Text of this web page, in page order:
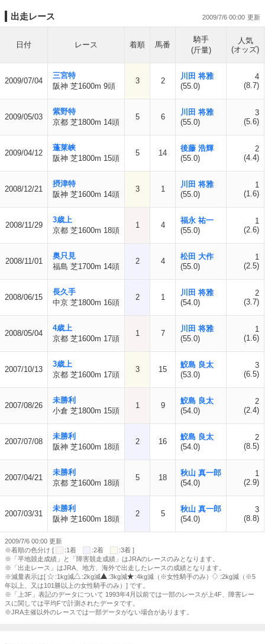
出走レース 2009/7/6 00:00
日付 レース 着順 馬番
騎手
(斤量)
人気
(オッズ)
2009/07/04
三宮特
阪神 芝1600m 9頭
3 2
川田 将雅
(55.0)
4
(8.7)
2009/05/03
紫野特
京都 芝1800m 14頭
5 6
川田 将雅
(55.0)
3
(5.6)
2009/04/12
蓬莱峡
阪神 芝1800m 15頭
5 14
後藤 浩輝
(55.0)
2
(4.4)
2008/12/21
摂津特
阪神 芝1600m 14頭
3 1
川田 将雅
(55.0)
1
(1.6)
2008/11/29
3歳上
京都 芝1600m 18頭
1 4
福永 祐一
(55.0)
1
(2.6)
2008/11/01
奥只見
福島 芝1700m 14頭
2 4
松田 大作
(55.0)
1
(2.5)
2008/06/15
長久手
中京 芝1800m 16頭
2 1
川田 将雅
(54.0)
2
(3.7)
2008/05/04
4歳上
京都 芝1600m 17頭
1 7
川田 将雅
(55.0)
1
(1.6)
2007/10/13
3歳上
京都 芝1600m 17頭
3 15
鮫島 良太
(53.0)
3
(6.5)
2007/08/26
未勝利
小倉 芝1800m 15頭
1 9
鮫島 良太
(54.0)
2
(2.4)
2007/07/08
未勝利
阪神 芝1600m 18頭
2 16
鮫島 良太
(54.0)
2
(8.5)
2007/04/21
未勝利
京都 芝1600m 18頭
5 18
秋山 真一郎
(54.0)
1
(2.9)
2007/03/31
未勝利
阪神 芝1600m 18頭
2 5
秋山 真一郎
(54.0)
3
(8.8)
2009/7/6 00:00 更新
※着順の色分け [
:1着 :2着
:3着 ]
※「平地競走成績」と「障害競走成績」はJRAのレースのみとなります。
※「出走レース」はJRA、地方、海外で出走したレースの成績となります。
※減量表示は[
:1kg減 :2kg減 :3kg減 :4kg減（※女性騎手のみ）
:2kg減（※5
年以上、又は101勝以上の女性騎手のみ）] です。
※「上3F」表記のデータについて 1993年4月以前では一部のレースが上4F、障害レー
スに関しては平均Fで計測されたデータです。
※JRA主催以外のレースでは一部データがない場合があります。